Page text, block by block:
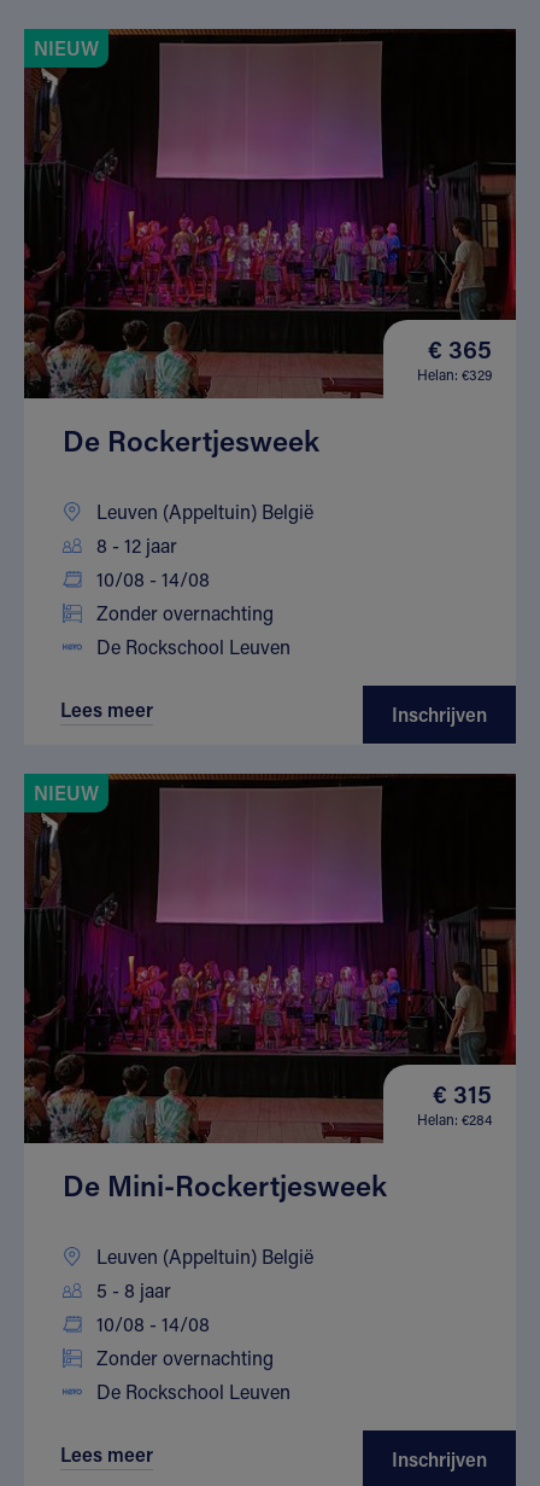
NIEUW
€ 365
Helan: €329
De Rockertjesweek
Leuven (Appeltuin) België
8 - 12 jaar
10/08 - 14/08
Zonder overnachting
De Rockschool Leuven
Lees meer Inschrijven
NIEUW
€ 315
Helan: €284
De Mini-Rockertjesweek
Leuven (Appeltuin) België
5 - 8 jaar
10/08 - 14/08
Zonder overnachting
De Rockschool Leuven
Lees meer Inschrijven